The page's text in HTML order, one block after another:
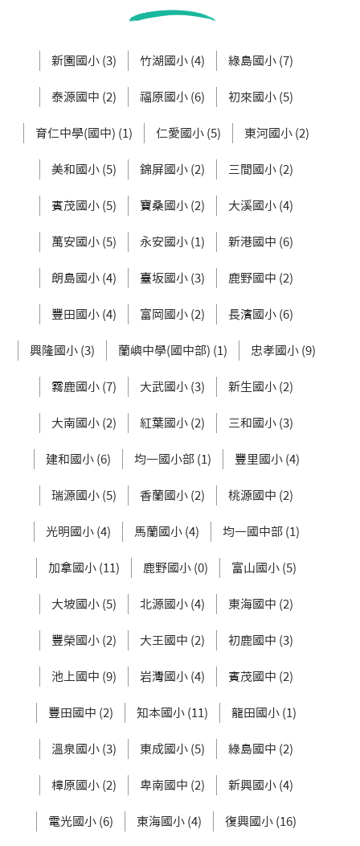
新園國小 (3) 竹湖國小 (4) 綠島國小 (7)
泰源國中 (2) 福原國小 (6) 初來國小 (5)
育仁中學(國中) (1) 仁愛國小 (5) 東河國小 (2)
美和國小 (5) 錦屏國小 (2) 三間國小 (2)
賓茂國小 (5) 寶桑國小 (2) 大溪國小 (4)
萬安國小 (5) 永安國小 (1) 新港國中 (6)
朗島國小 (4) 臺坂國小 (3) 鹿野國中 (2)
豐田國小 (4) 富岡國小 (2) 長濱國小 (6)
興隆國小 (3) 蘭嶼中學(國中部) (1) 忠孝國小 (9)
霧鹿國小 (7) 大武國小 (3) 新生國小 (2)
大南國小 (2) 紅葉國小 (2) 三和國小 (3)
建和國小 (6) 均一國小部 (1) 豐里國小 (4)
瑞源國小 (5) 香蘭國小 (2) 桃源國中 (2)
光明國小 (4) 馬蘭國小 (4) 均一國中部 (1)
加拿國小 (11) 鹿野國小 (0) 富山國小 (5)
大坡國小 (5) 北源國小 (4) 東海國中 (2)
豐榮國小 (2) 大王國中 (2) 初鹿國中 (3)
池上國中 (9) 岩灣國小 (4) 賓茂國中 (2)
豐田國中 (2) 知本國小 (11) 龍田國小 (1)
溫泉國小 (3) 東成國小 (5) 綠島國中 (2)
樟原國小 (2) 卑南國中 (2) 新興國小 (4)
電光國小 (6) 東海國小 (4) 復興國小 (16)